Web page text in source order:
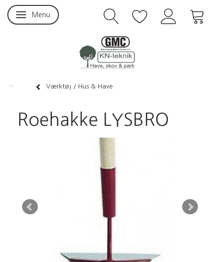
Skifte navigation
Menu
Værktøj / Hus & Have
Roehakke LYSBRO